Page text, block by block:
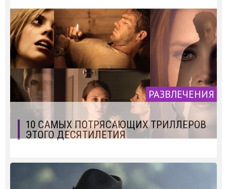
РАЗВЛЕЧЕНИЯ
10 САМЫХ ПОТРЯСАЮЩИХ ТРИЛЛЕРОВ
ЭТОГО ДЕСЯТИЛЕТИЯ